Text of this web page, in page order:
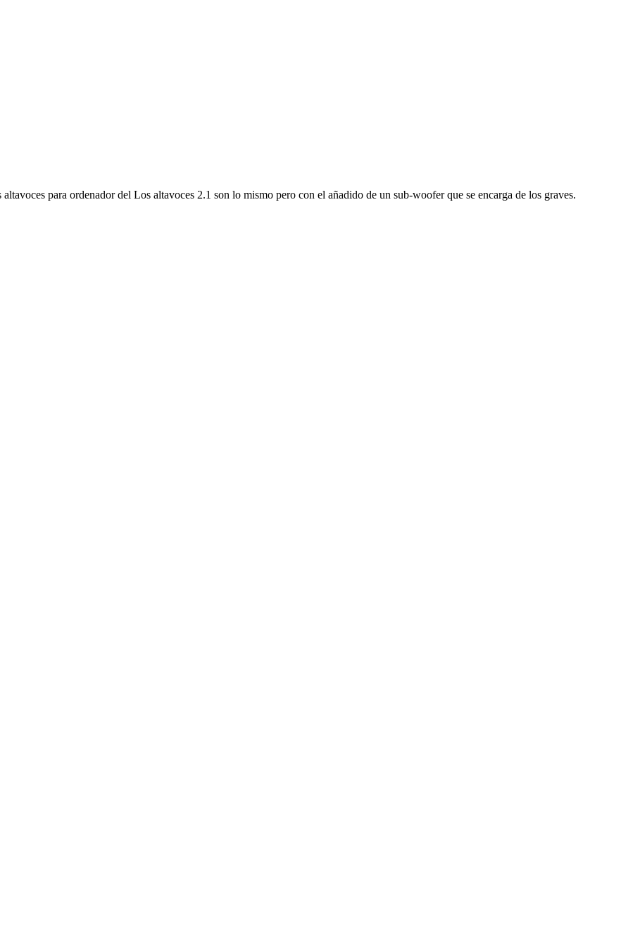
para ordenador del Los altavoces 2.1 son lo mismo pero con el añadido de un sub-woofer que se encarga de los graves.